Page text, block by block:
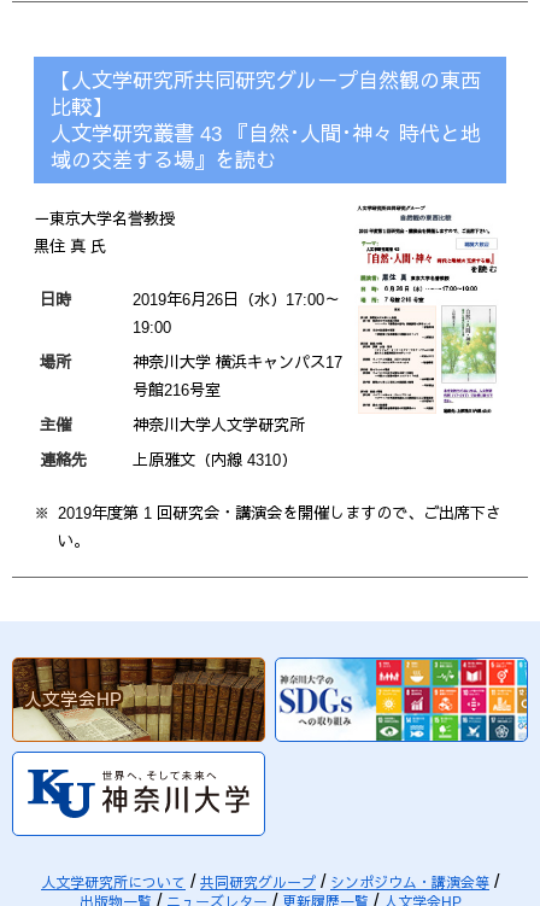
【人文学研究所共同研究グループ自然観の東西
比較】
人文学研究叢書 43 『自然･人間･神々 時代と地
域の交差する場』を読む
－東京大学名誉教授
黒住 真 氏
日時
2019年6月26日（水）17:00～
19:00
場所
神奈川大学 横浜キャンパス17
号館216号室
主催
神奈川大学人文学研究所
連絡先
上原雅文（内線 4310）
2019年度第 1 回研究会・講演会を開催しますので、ご出席下さ
い。
人文学会HP
人文学研究所について 共同研究グループ
シンポジウム・講演会等